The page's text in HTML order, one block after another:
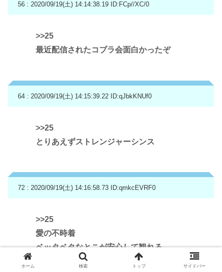
56 : 2020/09/19(土) 14:14:38.19 ID:FCp//XC/0
>>25
最近配信されたコブラ会面白かったぞ
64 : 2020/09/19(土) 14:15:39.22 ID:qJbkKNUf0
>>25
とりあえずストレンジャーシンス
72 : 2020/09/19(土) 14:16:58.73 ID:qmkcEVRF0
>>25
愛の不時着
ベッタベタなとこが安心して観れる
ただ1話がめっちゃなげーそこだけがネックだ
ホーム 検索 トップ サイドバー